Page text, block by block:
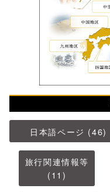
日本語ページ (46)
旅行関連情報等
(11)